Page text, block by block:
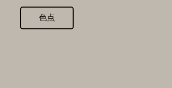
色点